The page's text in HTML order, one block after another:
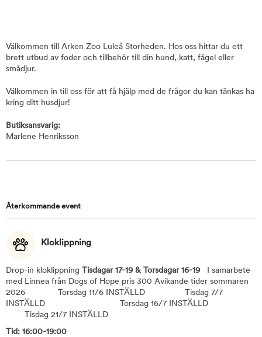
Välkommen till Arken Zoo Luleå Storheden. Hos oss hittar du ett
brett utbud av foder och tillbehör till din hund, katt, fågel eller
smådjur.
Välkommen in till oss för att få hjälp med de frågor du kan tänkas ha
kring ditt husdjur!
Butiksansvarig:
Marlene Henriksson
Återkommande event
Kloklippning
Drop-in kloklippning Tisdagar 17-19 & Torsdagar 16-19 I samarbete
med Linnea från Dogs of Hope pris 300 Avikande tider sommaren
2026 Torsdag 11/6 INSTÄLLD Tisdag 7/7
INSTÄLLD Torsdag 16/7 INSTÄLLD
Tisdag 21/7 INSTÄLLD
Tid: 16:00-19:00